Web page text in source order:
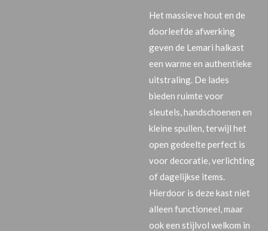
Het massieve hout en de
doorleefde afwerking
geven de Lemari halkast
een warme en authentieke
uitstraling. De lades
bieden ruimte voor
sleutels, handschoenen en
kleine spullen, terwijl het
open gedeelte perfect is
voor decoratie, verlichting
of dagelijkse items.
Hierdoor is deze kast niet
alleen functioneel, maar
ook een stijlvol welkom in